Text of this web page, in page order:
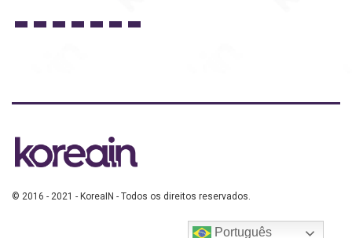
© 2016 - 2021 - KoreaIN - Todos os direitos reservados.
Português